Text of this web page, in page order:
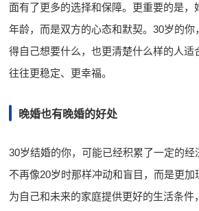
面有了更多的选择和保障。更重要的是，
年龄，而是双方的心态和默契。30岁的你
得自己想要什么，也更清楚什么样的人适
往往更稳定、更幸福。
晚婚也有晚婚的好处
30岁结婚的你，可能已经积累了一定的
不再像20岁时那样冲动和盲目，而是更加
为自己和未来的家庭提供更好的生活条件